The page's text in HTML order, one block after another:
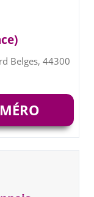
Belges, 44300